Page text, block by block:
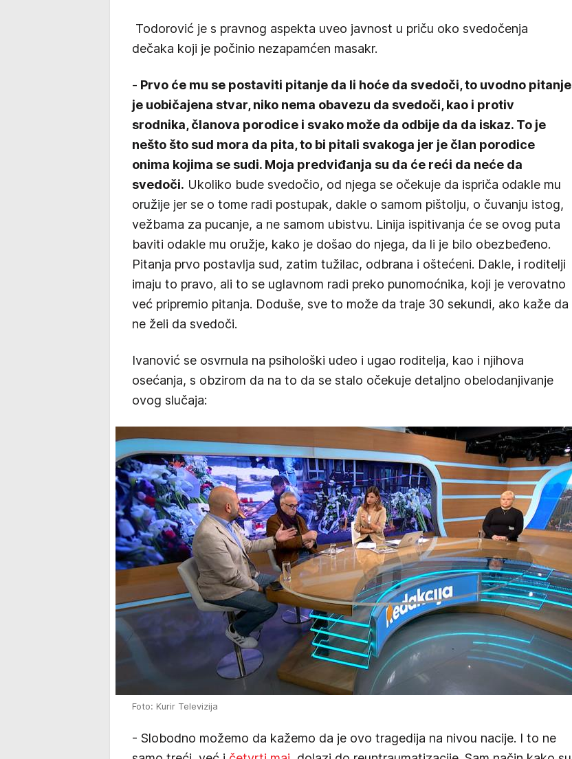
Todorović je s pravnog aspekta uveo javnost u priču oko svedočenja
dečaka koji je počinio nezapamćen masakr.
- Prvo će mu se postaviti pitanje da li hoće da svedoči, to uvodno pitanje
je uobičajena stvar, niko nema obavezu da svedoči, kao i protiv
srodnika, članova porodice i svako može da odbije da da iskaz. To je
nešto što sud mora da pita, to bi pitali svakoga jer je član porodice
onima kojima se sudi. Moja predviđanja su da će reći da neće da
svedoči. Ukoliko bude svedočio, od njega se očekuje da ispriča odakle mu
oružije jer se o tome radi postupak, dakle o samom pištolju, o čuvanju istog,
vežbama za pucanje, a ne samom ubistvu. Linija ispitivanja će se ovog puta
baviti odakle mu oružje, kako je došao do njega, da li je bilo obezbeđeno.
Pitanja prvo postavlja sud, zatim tužilac, odbrana i oštećeni. Dakle, i roditelji
imaju to pravo, ali to se uglavnom radi preko punomoćnika, koji je verovatno
već pripremio pitanja. Doduše, sve to može da traje 30 sekundi, ako kaže da
ne želi da svedoči.
Ivanović se osvrnula na psihološki udeo i ugao roditelja, kao i njihova
osećanja, s obzirom da na to da se stalo očekuje detaljno obelodanjivanje
ovog slučaja:
Foto: Kurir Televizija
- Slobodno možemo da kažemo da je ovo tragedija na nivou nacije. I to ne